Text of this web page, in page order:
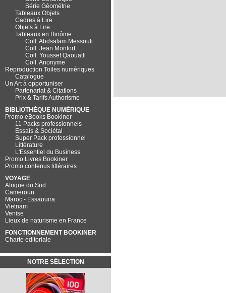
Série Géométrie
Tableaux Objets
Cadres à Lire
Objets à Lire
Tableaux en Binôme
Coll. Abdsalam Messouli
Coll. Jean Monfort
Coll. Youssef Qaouatli
Coll. Anonyme
Reproduction Toiles numériques
Catalogue
Un Art à opportuniser
Partenariat & Citations
Prix & Tarifs Authorisme
BIBLIOTHÈQUE NUMÉRIQUE
Promo eBooks Bookiner
11 Packs professionnels
Essais & Sociétal
Super Pack professionnel
Littérature
L'Essentiel du Business
Promo Livres Bookiner
Promo contenus littéraires
VOYAGE
Afrique du Sud
Cameroun
Maroc - Essaouira
Vietnam
Venise
Lieux de naturisme en France
FONCTIONNEMENT BOOKINER
Charte éditoriale
NOTRE SÉLECTION